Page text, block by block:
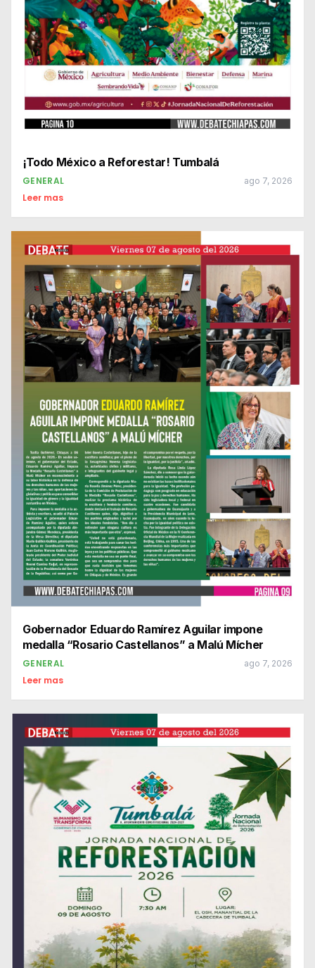
¡Todo México a Reforestar! Tumbalá
GENERAL ago 7, 2026
Leer mas
Gobernador Eduardo Ramírez Aguilar impone
medalla “Rosario Castellanos” a Malú Mícher
GENERAL ago 7, 2026
Leer mas